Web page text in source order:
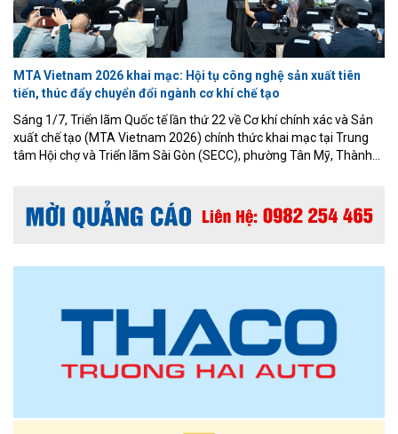
MTA Vietnam 2026 khai mạc: Hội tụ công nghệ sản xuất tiên
tiến, thúc đẩy chuyển đổi ngành cơ khí chế tạo
Sáng 1/7, Triển lãm Quốc tế lần thứ 22 về Cơ khí chính xác và Sản
xuất chế tạo (MTA Vietnam 2026) chính thức khai mạc tại Trung
tâm Hội chợ và Triển lãm Sài Gòn (SECC), phường Tân Mỹ, Thành
cơ khí, chế tạo và công nghiệp hỗ trợ trong bối cảnh sản xuất thông
minh đang phát triển mạnh mẽ.